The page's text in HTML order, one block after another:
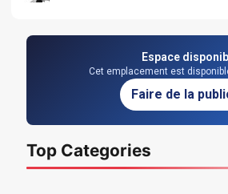
Espace
Cet emplacement est
Faire de la
Top Categories